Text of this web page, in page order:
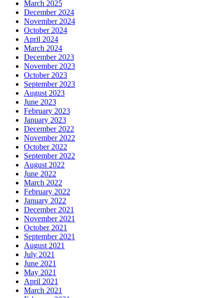
March 2025
December 2024
November 2024
October 2024
April 2024
March 2024
December 2023
November 2023
October 2023
September 2023
August 2023
June 2023
February 2023
January 2023
December 2022
November 2022
October 2022
September 2022
August 2022
June 2022
March 2022
February 2022
January 2022
December 2021
November 2021
October 2021
September 2021
August 2021
July 2021
June 2021
May 2021
April 2021
March 2021